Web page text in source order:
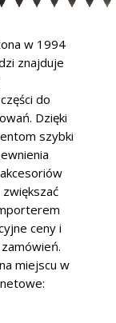
w 1994
znajduje
do
Dzięki
szybki
ceny i
miejscu w